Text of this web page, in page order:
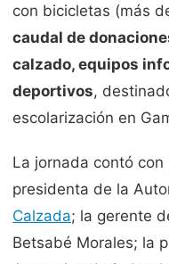
con bicicletas (más
caudal de
calzado, equipos
deportivos,
escolarización en
La jornada contó con
presidenta de la
Calzada; la gerente
Betsabé Morales; la